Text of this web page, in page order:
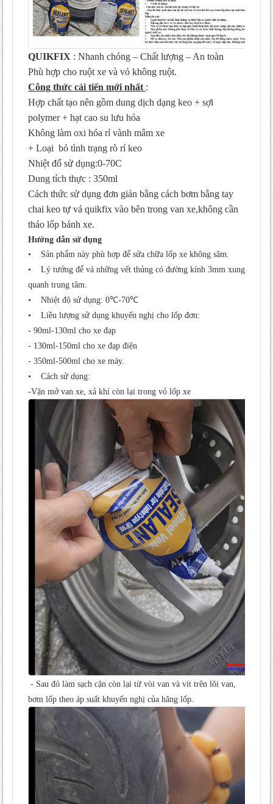
QUIKFIX : Nhanh chóng – Chất lượng – An toàn
Phù hợp cho ruột xe và vỏ không ruột.
Công thức cải tiến mới nhất :
Hợp chất tạo nên gồm dung dịch dạng keo + sợi
polymer + hạt cao su lưu hóa
Không làm oxi hóa rỉ vành mâm xe
+ Loại bỏ tình trạng rò rỉ keo
Nhiệt đổ sử dụng:0-70C
Dung tích thực : 350ml
Cách thức sử dụng đơn giản bằng cách bơm bằng tay
chai keo tự vá quikfix vào bên trong van xe,không cần
tháo lốp bánh xe.
Hướng dẫn sử dụng
• Sản phẩm này phù hợp để sửa chữa lốp xe không săm.
• Lý tưởng để vá những vết thủng có đường kính 3mm xung
quanh trung tâm.
• Nhiệt độ sử dụng: 0℃-70℃
• Liều lượng sử dụng khuyến nghị cho lốp đơn:
- 90ml-130ml cho xe đạp
- 130ml-150ml cho xe đạp điện
- 350ml-500ml cho xe máy.
• Cách sử dụng:
-Vặn mở van xe, xả khí còn lại trong vỏ lốp xe
- Sau đó làm sạch cặn còn lại từ vòi van và vít trên lõi van,
bơm lốp theo áp suất khuyến nghị của hãng lốp.